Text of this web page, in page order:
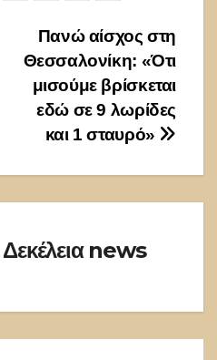
Πανώ αίσχος στη
Θεσσαλονίκη: «Ότι
μισούμε βρίσκεται
εδώ σε 9 λωρίδες
και 1 σταυρό»
Δεκέλεια news